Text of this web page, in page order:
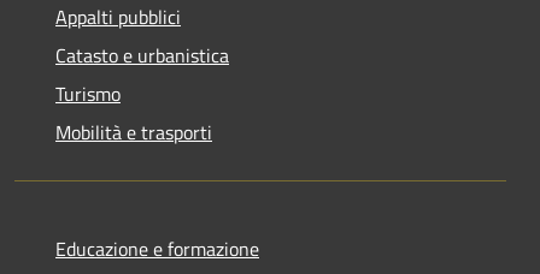
Appalti pubblici
Catasto e urbanistica
Turismo
Mobilità e trasporti
Educazione e formazione